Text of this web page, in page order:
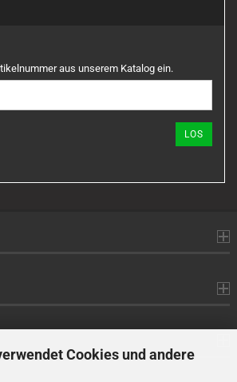
Cookies und andere
aus unserem Katalog ein.
LOS